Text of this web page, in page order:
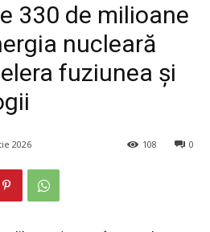
330 de milioane
nucleară
fuziunea și
2026 0
108